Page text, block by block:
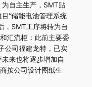
自主生产，SMT贴
“储能电池管理系统
，SMT工序将转为自
汇流柜：此前主要委
公司福建龙特，已实
来也将逐步增加自
按公司设计图纸生